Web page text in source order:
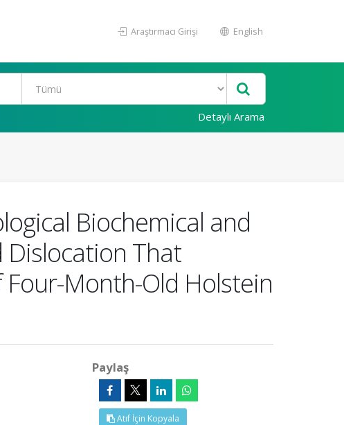
Araştırmacı Girişi English
Detaylı Arama
Biochemical and
Dislocation That
Month-Old Holstein
Paylaş
Atıf İçin Kopyala